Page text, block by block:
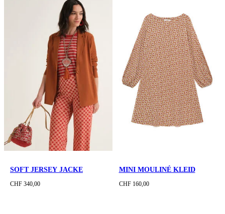
SOFT JERSEY JACKE
CHF 340,00
MINI MOULINÉ KLEID
CHF 160,00